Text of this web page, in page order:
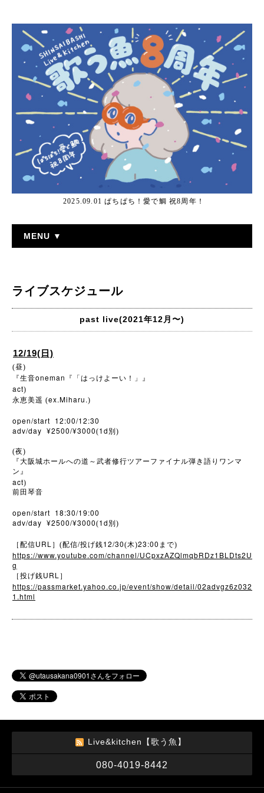
2025.09.01 ぱちぱち！愛で鯛 祝8周年！
MENU ▼
ライブスケジュール
past live(2021年12月〜)
12/19(日)
(昼)
『生音oneman 『「はっけよーい！」』
act)
永恵美遥 (ex.Miharu.)
open/start 12:00/12:30
adv/day ¥2500/¥3000(1d 別)
(夜)
『大阪城ホールへの道～武者修行ツアーファイナル弾き語りワンマ
ン』
act)
前田琴音
open/start 18:30/19:00
adv/day ¥2500/¥3000(1d 別)
［配信URL ］(配信/投げ銭12/30(木)23:00 まで)
https://www.youtube.com/channel/UCpxzAZQlmqbRDz1BLDts2U
g
［投げ銭URL ］
https://passmarket.yahoo.co.jp/event/show/detail/02advgz6z032
1.html
Live&kitchen【歌う魚】
080-4019-8442